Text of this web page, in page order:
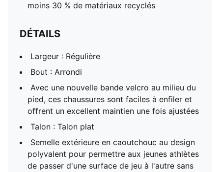
moins 30 % de matériaux recyclés
DÉTAILS
Largeur : Régulière
Bout : Arrondi
Avec une nouvelle bande velcro au milieu du
pied, ces chaussures sont faciles à enfiler et
offrent un excellent maintien une fois ajustées
Talon : Talon plat
Semelle extérieure en caoutchouc au design
polyvalent pour permettre aux jeunes athlètes
de passer d'une surface de jeu à l'autre sans